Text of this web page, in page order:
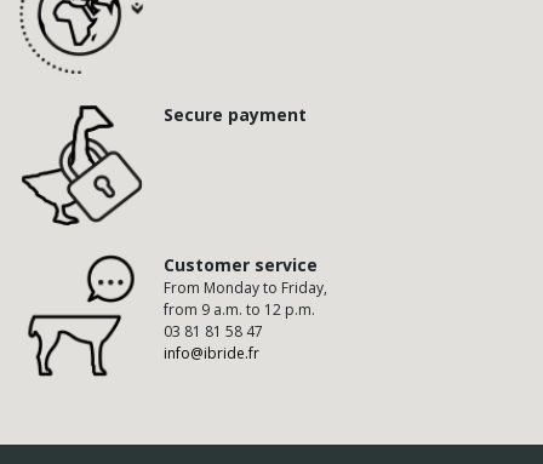
Secure payment
Customer service
From Monday to Friday,
from 9 a.m. to 12 p.m.
03 81 81 58 47
info@ibride.fr